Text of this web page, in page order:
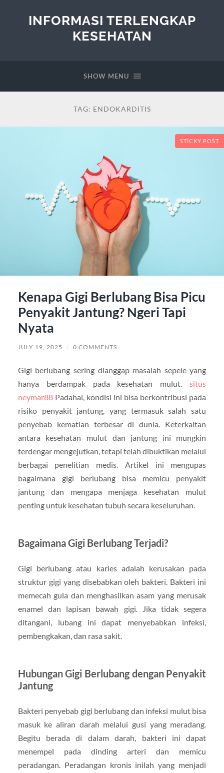
INFORMASI TERLENGKAP
KESEHATAN
SHOW MENU
TAG: ENDOKARDITIS
STICKY POST
Kenapa Gigi Berlubang Bisa Picu
Penyakit Jantung? Ngeri Tapi
Nyata
JULY 19, 2025 / 0 COMMENTS
Gigi berlubang sering dianggap masalah sepele yang
hanya berdampak pada kesehatan mulut.situs
neymar88Padahal, kondisi ini bisa berkontribusi pada
risiko penyakit jantung, yang termasuk salah satu
penyebab kematian terbesar di dunia. Keterkaitan
antara kesehatan mulut dan jantung ini mungkin
terdengar mengejutkan, tetapi telah dibuktikan melalui
berbagai penelitian medis. Artikel ini mengupas
bagaimana gigi berlubang bisa memicu penyakit
jantung dan mengapa menjaga kesehatan mulut
penting untuk kesehatan tubuh secara keseluruhan.
Bagaimana Gigi Berlubang Terjadi?
Gigi berlubang atau karies adalah kerusakan pada
struktur gigi yang disebabkan oleh bakteri. Bakteri ini
memecah gula dan menghasilkan asam yang merusak
enamel dan lapisan bawah gigi. Jika tidak segera
ditangani, lubang ini dapat menyebabkan infeksi,
pembengkakan, dan rasa sakit.
Hubungan Gigi Berlubang dengan Penyakit
Jantung
Bakteri penyebab gigi berlubang dan infeksi mulut bisa
masuk ke aliran darah melalui gusi yang meradang.
Begitu berada di dalam darah, bakteri ini dapat
menempel pada dinding arteri dan memicu
peradangan. Peradangan kronis inilah yang menjadi